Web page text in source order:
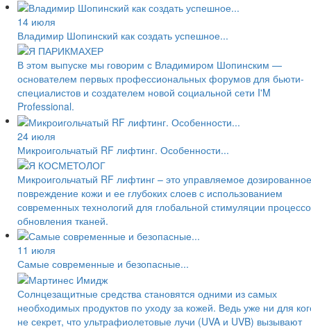
14 июля
Владимир Шопинский как создать успешное...
В этом выпуске мы говорим с Владимиром Шопинским —
основателем первых профессиональных форумов для бьюти-
специалистов и создателем новой социальной сети I'M
Professional.
24 июля
Микроигольчатый RF лифтинг. Особенности...
Микроигольчатый RF лифтинг – это управляемое дозированное
повреждение кожи и ее глубоких слоев с использованием
современных технологий для глобальной стимуляции
обновления тканей.
11 июля
Самые современные и безопасные...
Солнцезащитные средства становятся одними из самых
необходимых продуктов по уходу за кожей. Ведь уже ни для
не секрет, что ультрафиолетовые лучи (UVA и UVB) вызывают